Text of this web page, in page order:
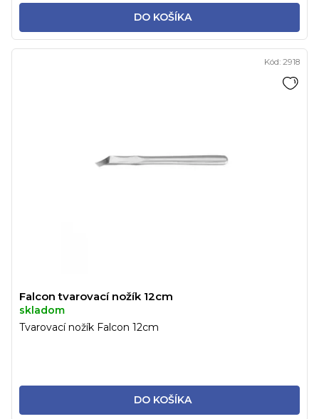
DO KOŠÍKA
Falcon tvarovací nožík 12cm
skladom
DO KOŠÍKA
Tvarovací nožík Falcon 12cm
Kód: 2918